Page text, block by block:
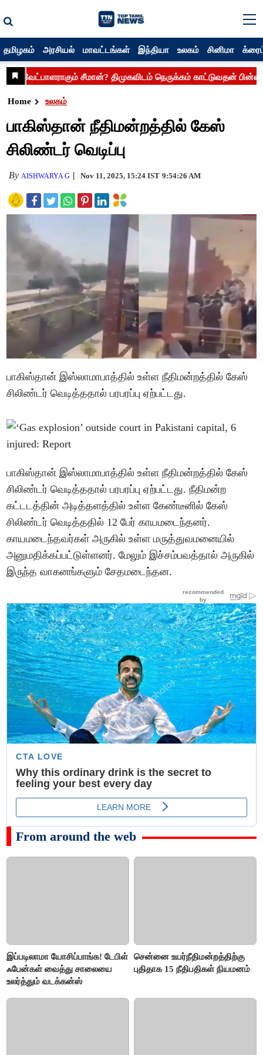
தமிழகம் அரசியல் மாவட்டங்கள் இந்தியா உலகம் சினிமா
Home உலகம்
பாகிஸ்தான் நீதிமன்றத்தில் கேஸ்
சிலிண்டர் வெடிப்பு
By AISHWARYA G Nov 11, 2025, 15:24 IST 9:54:26 AM
பாகிஸ்தான் இஸ்லாமாபாத்தில் உள்ள நீதிமன்றத்தில் கேஸ்
சிலிண்டர் வெடித்ததால் பரபரப்பு ஏற்பட்டது.
பாகிஸ்தான் இஸ்லாமாபாத்தில் உள்ள நீதிமன்றத்தில் கேஸ்
சிலிண்டர் வெடித்ததால் பரபரப்பு ஏற்பட்டது. நீதிமன்ற
கட்டடத்தின் அடித்தளத்தில் உள்ள கேண்டீனில் கேஸ்
சிலிண்டர் வெடித்ததில் 12 பேர் காயமடைந்தனர்.
காயமடைந்தவர்கள் அருகில் உள்ள மருத்துவமனையில்
அனுமதிக்கப்பட்டுள்ளனர். மேலும் இச்சம்பவத்தால் அருகில்
இருந்த வாகனங்களும் சேதமடைந்தன.
From around the web
இப்படிலாமா யோசிப்பாங்க! டேபிள்
ஃபேன்கள் வைத்து சாலையை
உலர்த்தும் வடக்கன்ஸ்
சென்னை உயர்நீதிமன்றத்திற்கு
புதிதாக 15 நீதிபதிகள் நியமனம்